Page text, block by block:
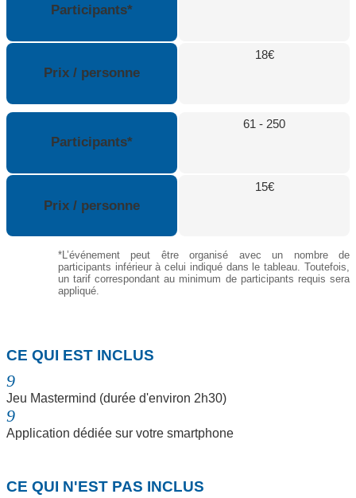
Participants*
Prix / personne
18€
Participants*
61 - 250
Prix / personne
15€
*L’événement peut être organisé avec un nombre de
participants inférieur à celui indiqué dans le tableau. Toutefois,
un tarif correspondant au minimum de participants requis sera
appliqué.
CE QUI EST INCLUS
9
Jeu Mastermind (durée d'environ 2h30)
9
Application dédiée sur votre smartphone
CE QUI N'EST PAS INCLUS